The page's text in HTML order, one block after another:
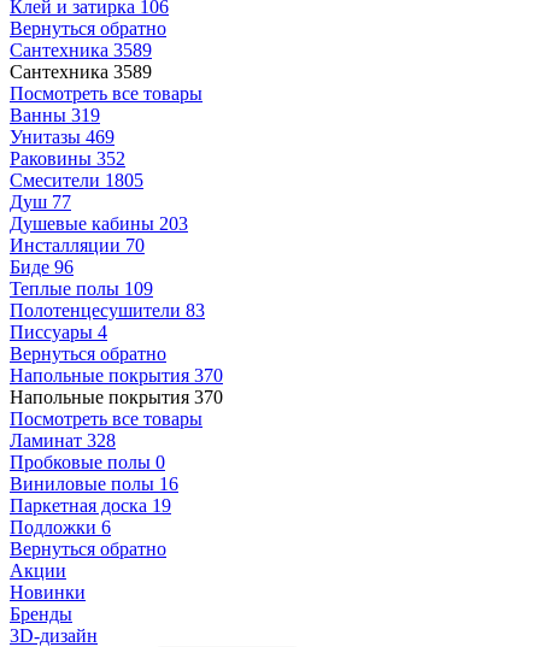
Клей и затирка 106
Вернуться обратно
Сантехника 3589
Сантехника 3589
Посмотреть все товары
Ванны 319
Унитазы 469
Раковины 352
Смесители 1805
Душ 77
Душевые кабины 203
Инсталляции 70
Биде 96
Теплые полы 109
Полотенцесушители 83
Писсуары 4
Вернуться обратно
Напольные покрытия 370
Напольные покрытия 370
Посмотреть все товары
Ламинат 328
Пробковые полы 0
Виниловые полы 16
Паркетная доска 19
Подложки 6
Вернуться обратно
Акции
Новинки
Бренды
3D-дизайн